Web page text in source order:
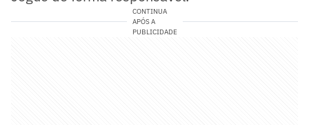
CONTINUA
APÓS A
PUBLICIDADE